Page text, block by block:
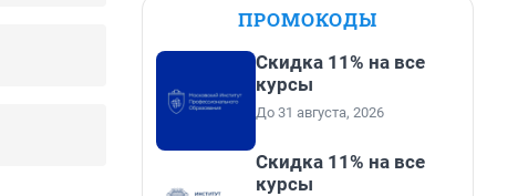
ПРОМОКОДЫ
Скидка 11% на все
курсы
До 31 августа, 2026
Скидка 11% на все
курсы